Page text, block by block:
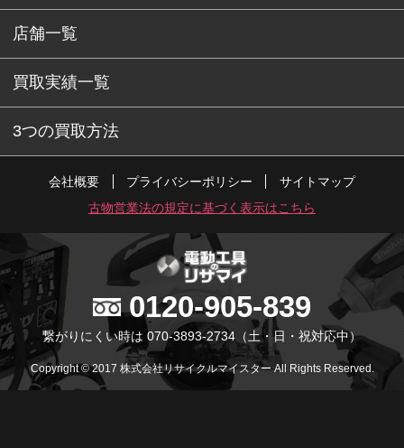
店舗一覧
買取実績一覧
3つの買取方法
会社概要 プライバシーポリシー
サイトマップ
古物営業法の規定に基づく表示はこちら
0120-905-839
繋がりにくい時は 070-3893-2734 （土・日・祝対応中）
Copyright © 2017 株式会社リサイクルマイスター All Rights Reserved.